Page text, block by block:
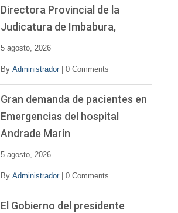
Directora Provincial de la
Judicatura de Imbabura,
5 agosto, 2026
By Administrador 0 Comments
Gran demanda de pacientes en
Emergencias del hospital
Andrade Marín
5 agosto, 2026
By Administrador 0 Comments
El Gobierno del presidente